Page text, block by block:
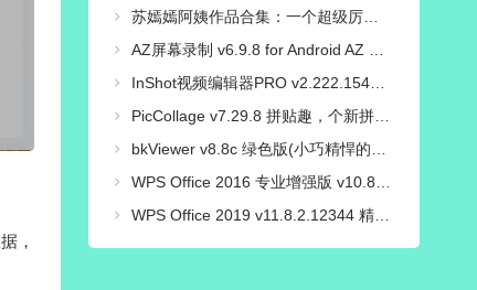
，
苏嫣嫣阿姨作品合集：一个超级厉害的COS小姐姐！
AZ屏幕录制 v6.9.8 for Android AZ Screen Recorder 汉化免root解锁高级版
InShot视频编辑器PRO v2.222.1548 解锁专业版
PicCollage v7.29.8 拼贴趣，个新拼图照片编辑，解锁VIP会员版
bkViewer v8.8c 绿色版(小巧精悍的数码照片浏览器)
WPS Office 2016 专业增强版 v10.8.2.7164 永久激活版
WPS Office 2019 v11.8.2.12344 精简专业增强_集成序列号版